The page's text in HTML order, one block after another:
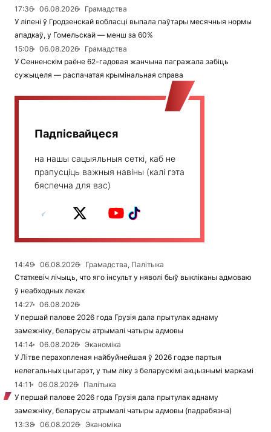
17:36
06.08.2026
Грамадства
У ліпені ў Гродзенскай вобласці выпала паўтары месячныя нормы
ападкаў, у Гомельскай — менш за 60%
15:08
06.08.2026
Грамадства
У Сенненскім раёне 62-гадовая жанчына пагражала забіць
сужыцеля — распачатая крымінальная справа
Падпісвайцеся
на нашы сацыяльныя сеткі, каб не
прапусціць важныя навіны (калі гэта
бяспечна для вас)
14:49 06.08.2026
Грамадства, Палітыка
Статкевіч лічыць, что яго інсульт у няволі быў выкліканы адмоваю
ў неабходных леках
14:27
06.08.2026
У першай палове 2026 года Грузія дала прытулак аднаму
замежніку, беларусы атрымалі чатыры адмовы
14:14
06.08.2026
Эканоміка
У Літве перахопленая найбуйнейшая ў 2026 годзе партыя
нелегальных цыгарэт, у тым ліку з беларускімі акцызнымі маркамі
14:11
06.08.2026
Палітыка
У першай палове 2026 года Грузія дала прытулак аднаму
замежніку, беларусы атрымалі чатыры адмовы (падрабязна)
13:38
06.08.2026
Эканоміка